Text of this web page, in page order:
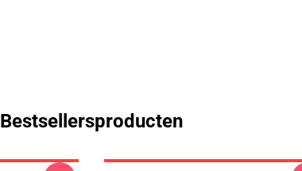
Bestsellersproducten